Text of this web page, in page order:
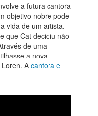
a futura cantora
objetivo nobre pode
vida de um artista.
que Cat decidiu não
de uma
a nova
A cantora e